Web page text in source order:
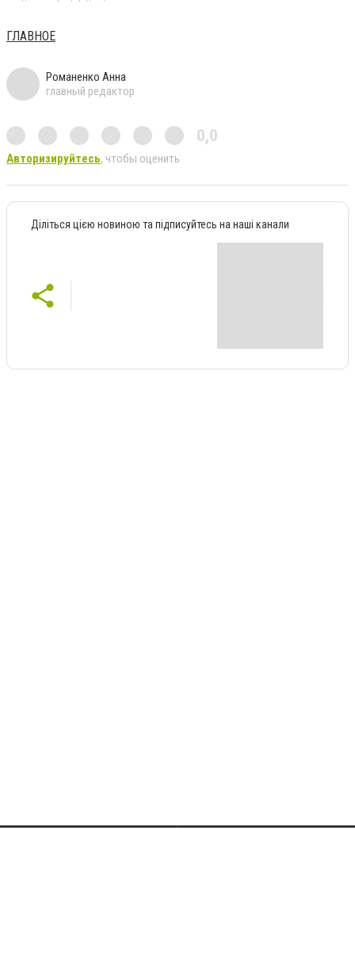
ГЛАВНОЕ
Романенко Анна
главный редактор
0,0
Авторизируйтесь, чтобы оценить
Діліться цією новиною та підписуйтесь на наші канали